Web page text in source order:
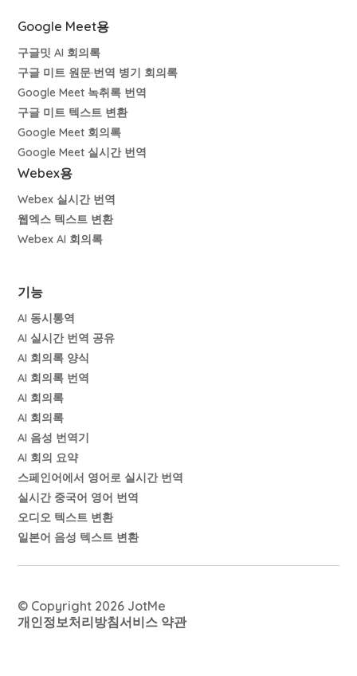
Google Meet용
구글밋 AI 회의록
구글 미트 원문·번역 병기 회의록
Google Meet 녹취록 번역
구글 미트 텍스트 변환
Google Meet 회의록
Google Meet 실시간 번역
Webex용
Webex 실시간 번역
웹엑스 텍스트 변환
Webex AI 회의록
기능
AI 동시통역
AI 실시간 번역 공유
AI 회의록 양식
AI 회의록 번역
AI 회의록
AI 회의록
AI 음성 번역기
AI 회의 요약
스페인어에서 영어로 실시간 번역
실시간 중국어 영어 번역
오디오 텍스트 변환
일본어 음성 텍스트 변환
© Copyright 2026 JotMe
개인정보처리방침서비스 약관